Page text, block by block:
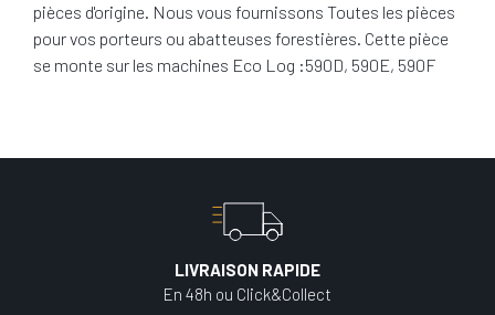
pièces d'origine. Nous vous fournissons Toutes les pièces
pour vos porteurs ou abatteuses forestières. Cette pièce
se monte sur les machines Eco Log :590D, 590E, 590F
LIVRAISON RAPIDE
En 48h ou Click&Collect